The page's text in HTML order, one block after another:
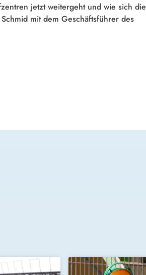
jetzt weitergeht und wie sich die
mit dem Geschäftsführer des